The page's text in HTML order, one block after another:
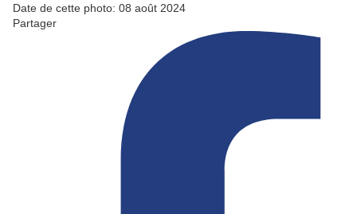
Date de cette photo: 08 août 2024
Partager